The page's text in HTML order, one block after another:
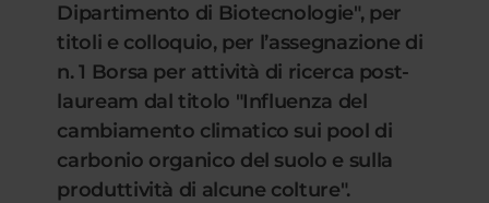
Dipartimento di Biotecnologie", per
titoli e colloquio, per l’assegnazione di
n. 1 Borsa per attività di ricerca post-
lauream dal titolo "Influenza del
cambiamento climatico sui pool di
carbonio organico del suolo e sulla
produttività di alcune colture".